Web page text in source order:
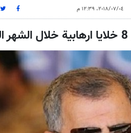
٠٤‏/٠٧‏/٢٠١٨، ١٢:٣٩ م